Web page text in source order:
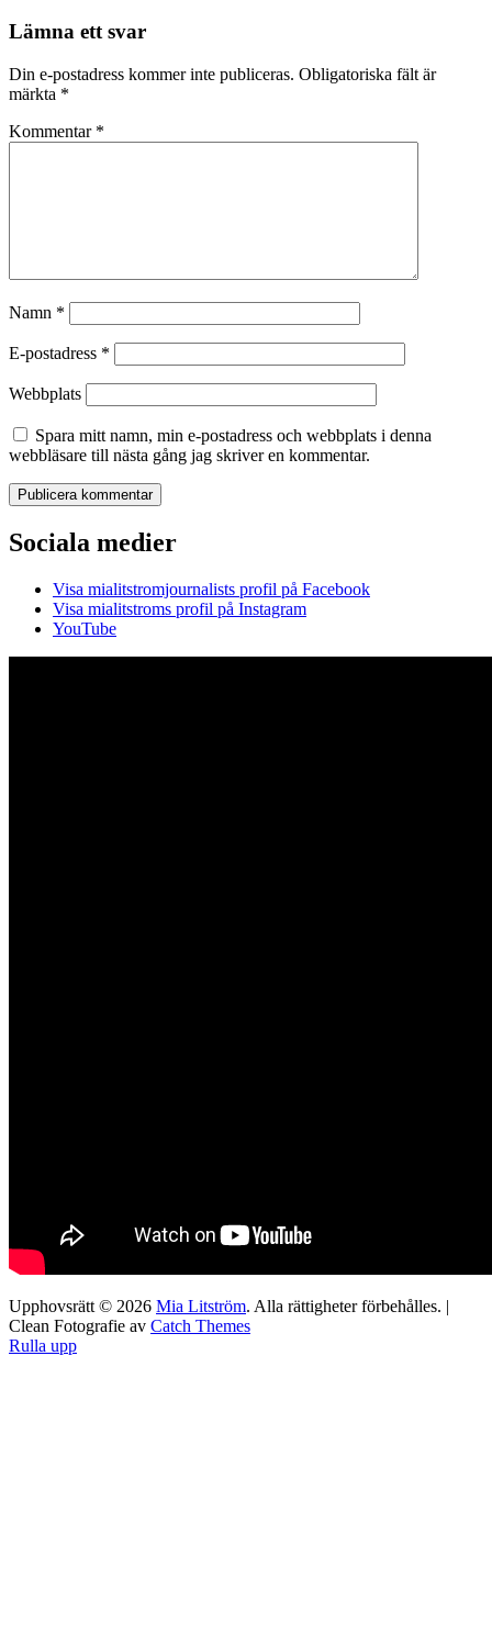
Lämna ett svar
Din e-postadress kommer inte publiceras. Obligatoriska fält är
märkta *
Kommentar *
Namn *
E-postadress *
Webbplats
Spara mitt namn, min e-postadress och webbplats i denna
webbläsare till nästa gång jag skriver en kommentar.
Sociala medier
Visa mialitstromjournalists profil på Facebook
Visa mialitstroms profil på Instagram
YouTube
Upphovsrätt © 2026 Mia Litström. Alla rättigheter förbehålles. |
Clean Fotografie av Catch Themes
Rulla upp